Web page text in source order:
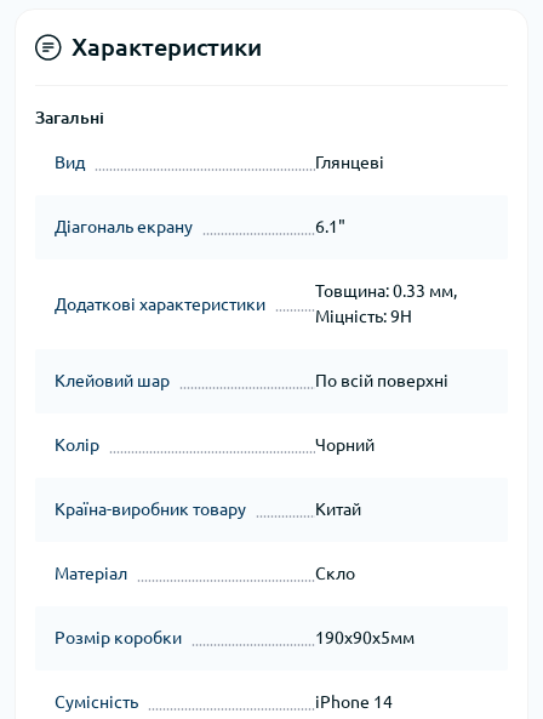
Характеристики
Загальні
Вид Глянцеві
Діагональ екрану 6.1"
Додаткові характеристики
Товщина: 0.33 мм,
Міцність: 9H
Клейовий шар По всій поверхні
Колір Чорний
Країна-виробник товару Китай
Матеріал Скло
Розмір коробки 190x90x5мм
Сумісність iPhone 14